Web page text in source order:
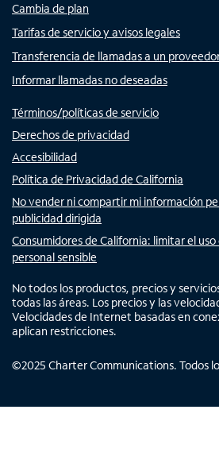
Cambia de plan
Tarifas de servicio y avisos legales
Transferencia de llamadas a un
Informar llamadas no deseadas
Términos/políticas de servicio
Derechos de privacidad
Accesibilidad
Política de Privacidad de California
No vender ni compartir mi información
publicidad dirigida
Consumidores de California: limitar el
personal sensible
No todos los productos, precios y
todas las áreas. Los precios y las
Velocidades de Internet basadas en
aplican restricciones.
©2025 Charter Communications. Todos